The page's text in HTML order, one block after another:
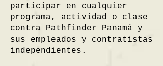
participar en cualquier
programa, actividad o clase
contra Pathfinder Panamá y
sus empleados y contratistas
independientes.